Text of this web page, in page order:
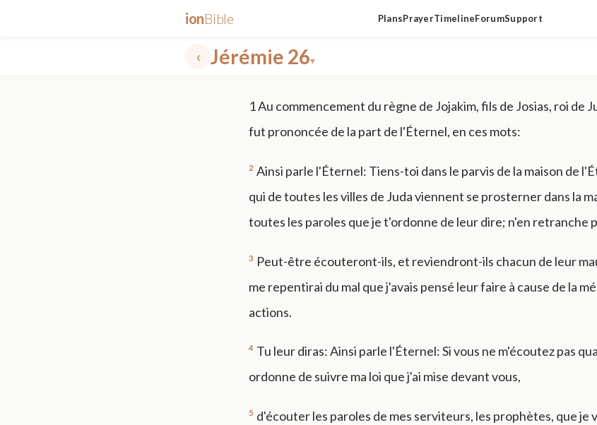
ionBible PlansPrayerTimelineForumSupport
‹ Jérémie 26▾
1Au commencement du règne de Jojakim, fils de Josias, roi de
fut prononcée de la part de l'Éternel, en ces mots:
2 Ainsi parle l'Éternel: Tiens-toi dans le parvis de la maison de
qui de toutes les villes de Juda viennent se prosterner dans la
toutes les paroles que je t'ordonne de leur dire; n'en retranche
3 Peut-être écouteront-ils, et reviendront-ils chacun de leur
me repentirai du mal que j'avais pensé leur faire à cause de la
actions.
4 Tu leur diras: Ainsi parle l'Éternel: Si vous ne m'écoutez pas
ordonne de suivre ma loi que j'ai mise devant vous,
5 d'écouter les paroles de mes serviteurs, les prophètes, que je